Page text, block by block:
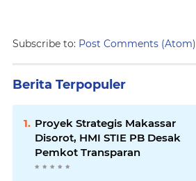
Subscribe to: Post Comments (Atom)
Berita Terpopuler
Proyek Strategis Makassar
Disorot, HMI STIE PB Desak
Pemkot Transparan